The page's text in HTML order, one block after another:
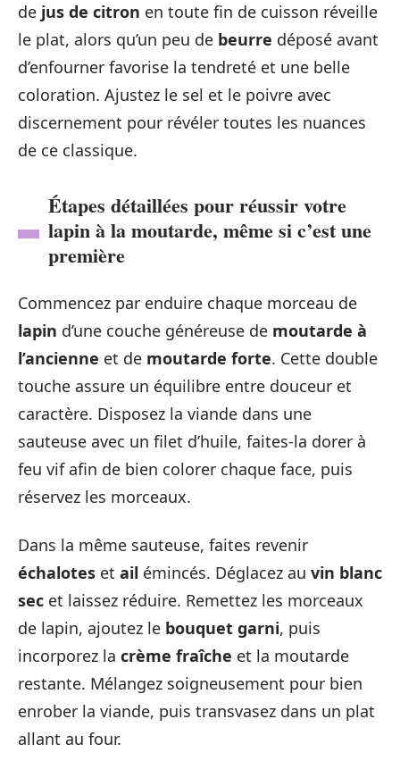
de jus de citron en toute fin de cuisson réveille
le plat, alors qu’un peu de beurre déposé avant
d’enfourner favorise la tendreté et une belle
coloration. Ajustez le sel et le poivre avec
discernement pour révéler toutes les nuances
de ce classique.
Étapes détaillées pour réussir votre
lapin à la moutarde, même si c’est une
première
Commencez par enduire chaque morceau de
lapin d’une couche généreuse de moutarde à
l’ancienne et de moutarde forte. Cette double
touche assure un équilibre entre douceur et
caractère. Disposez la viande dans une
sauteuse avec un filet d’huile, faites-la dorer à
feu vif afin de bien colorer chaque face, puis
réservez les morceaux.
Dans la même sauteuse, faites revenir
échalotes et ail émincés. Déglacez au vin blanc
sec et laissez réduire. Remettez les morceaux
de lapin, ajoutez le bouquet garni, puis
incorporez la crème fraîche et la moutarde
restante. Mélangez soigneusement pour bien
enrober la viande, puis transvasez dans un plat
allant au four.